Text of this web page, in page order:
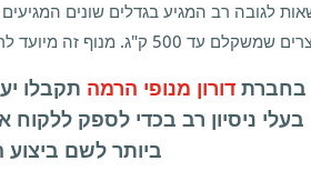
עד 500 ק"ג. מנוף זה מיועד לרוב לבנייני מגורים.
בחברתדורון מנופי הרמה תקבלו
בעלי ניסיון רב בכדי לספק
ביותר לשם ביצוע